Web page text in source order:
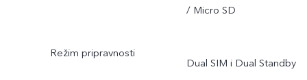
/ Micro SD
Režim pripravnosti
Dual SIM i Dual Standby